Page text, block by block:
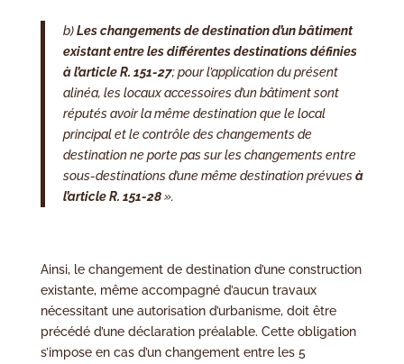
b)Les changements de destination d’un bâtiment
existant entre les différentes destinations définies
à l’article R. 151-27; pour l’application du présent
alinéa, les locaux accessoires d’un bâtiment sont
réputés avoir la même destination que le local
principal et le contrôle des changements de
destination ne porte pas sur les changements entre
sous-destinations d’une même destination prévues à
l’article R. 151-28».
Ainsi, le changement de destination d’une construction
existante, même accompagné d’aucun travaux
nécessitant une autorisation d’urbanisme, doit être
précédé d’une déclaration préalable. Cette obligation
s’impose en cas d’un changement entre les 5